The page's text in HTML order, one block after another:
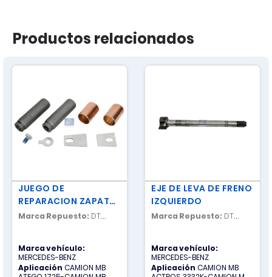
Productos relacionados
JUEGO DE
REPARACION ZAPATA
DE FRENO
Marca Repuesto: DT
Marca vehículo:
MERCEDES-BENZ
Aplicación CAMION MB
EJE DE LEVA DE FRENO
IZQUIERDO
Marca Repuesto: DT
Marca vehículo:
MERCEDES-BENZ
Aplicación CAMION MB